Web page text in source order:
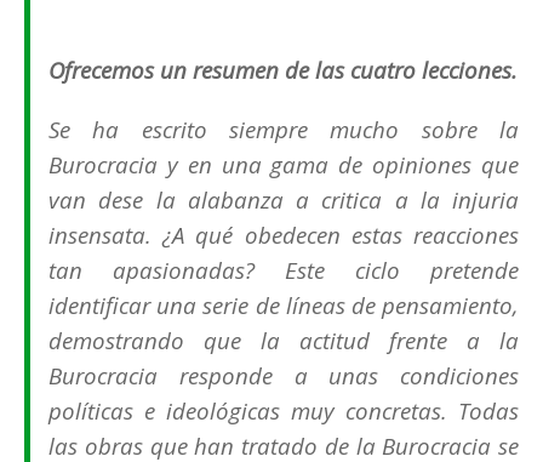
Ofrecemos un resumen de las cuatro lecciones.
Se ha escrito siempre mucho sobre la
Burocracia y en una gama de opiniones que
van dese la alabanza a critica a la injuria
insensata. ¿A qué obedecen estas reacciones
tan apasionadas? Este ciclo pretende
identificar una serie de líneas de pensamiento,
demostrando que la actitud frente a la
Burocracia responde a unas condiciones
políticas e ideológicas muy concretas. Todas
las obras que han tratado de la Burocracia se